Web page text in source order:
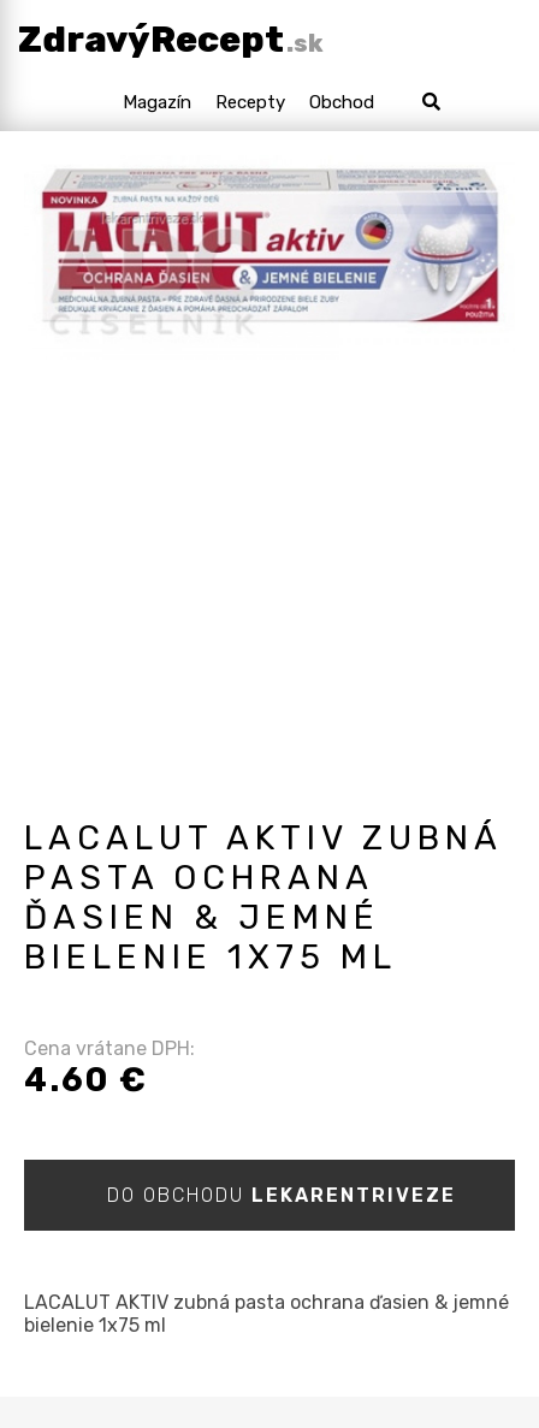
ZdravýRecept.sk
Magazín Recepty Obchod
LACALUT AKTIV ZUBNÁ
PASTA OCHRANA
ĎASIEN & JEMNÉ
BIELENIE 1X75 ML
Cena vrátane DPH:
4.60 €
DO OBCHODU LEKARENTRIVEZE
LACALUT AKTIV zubná pasta ochrana ďasien & jemné
bielenie 1x75 ml